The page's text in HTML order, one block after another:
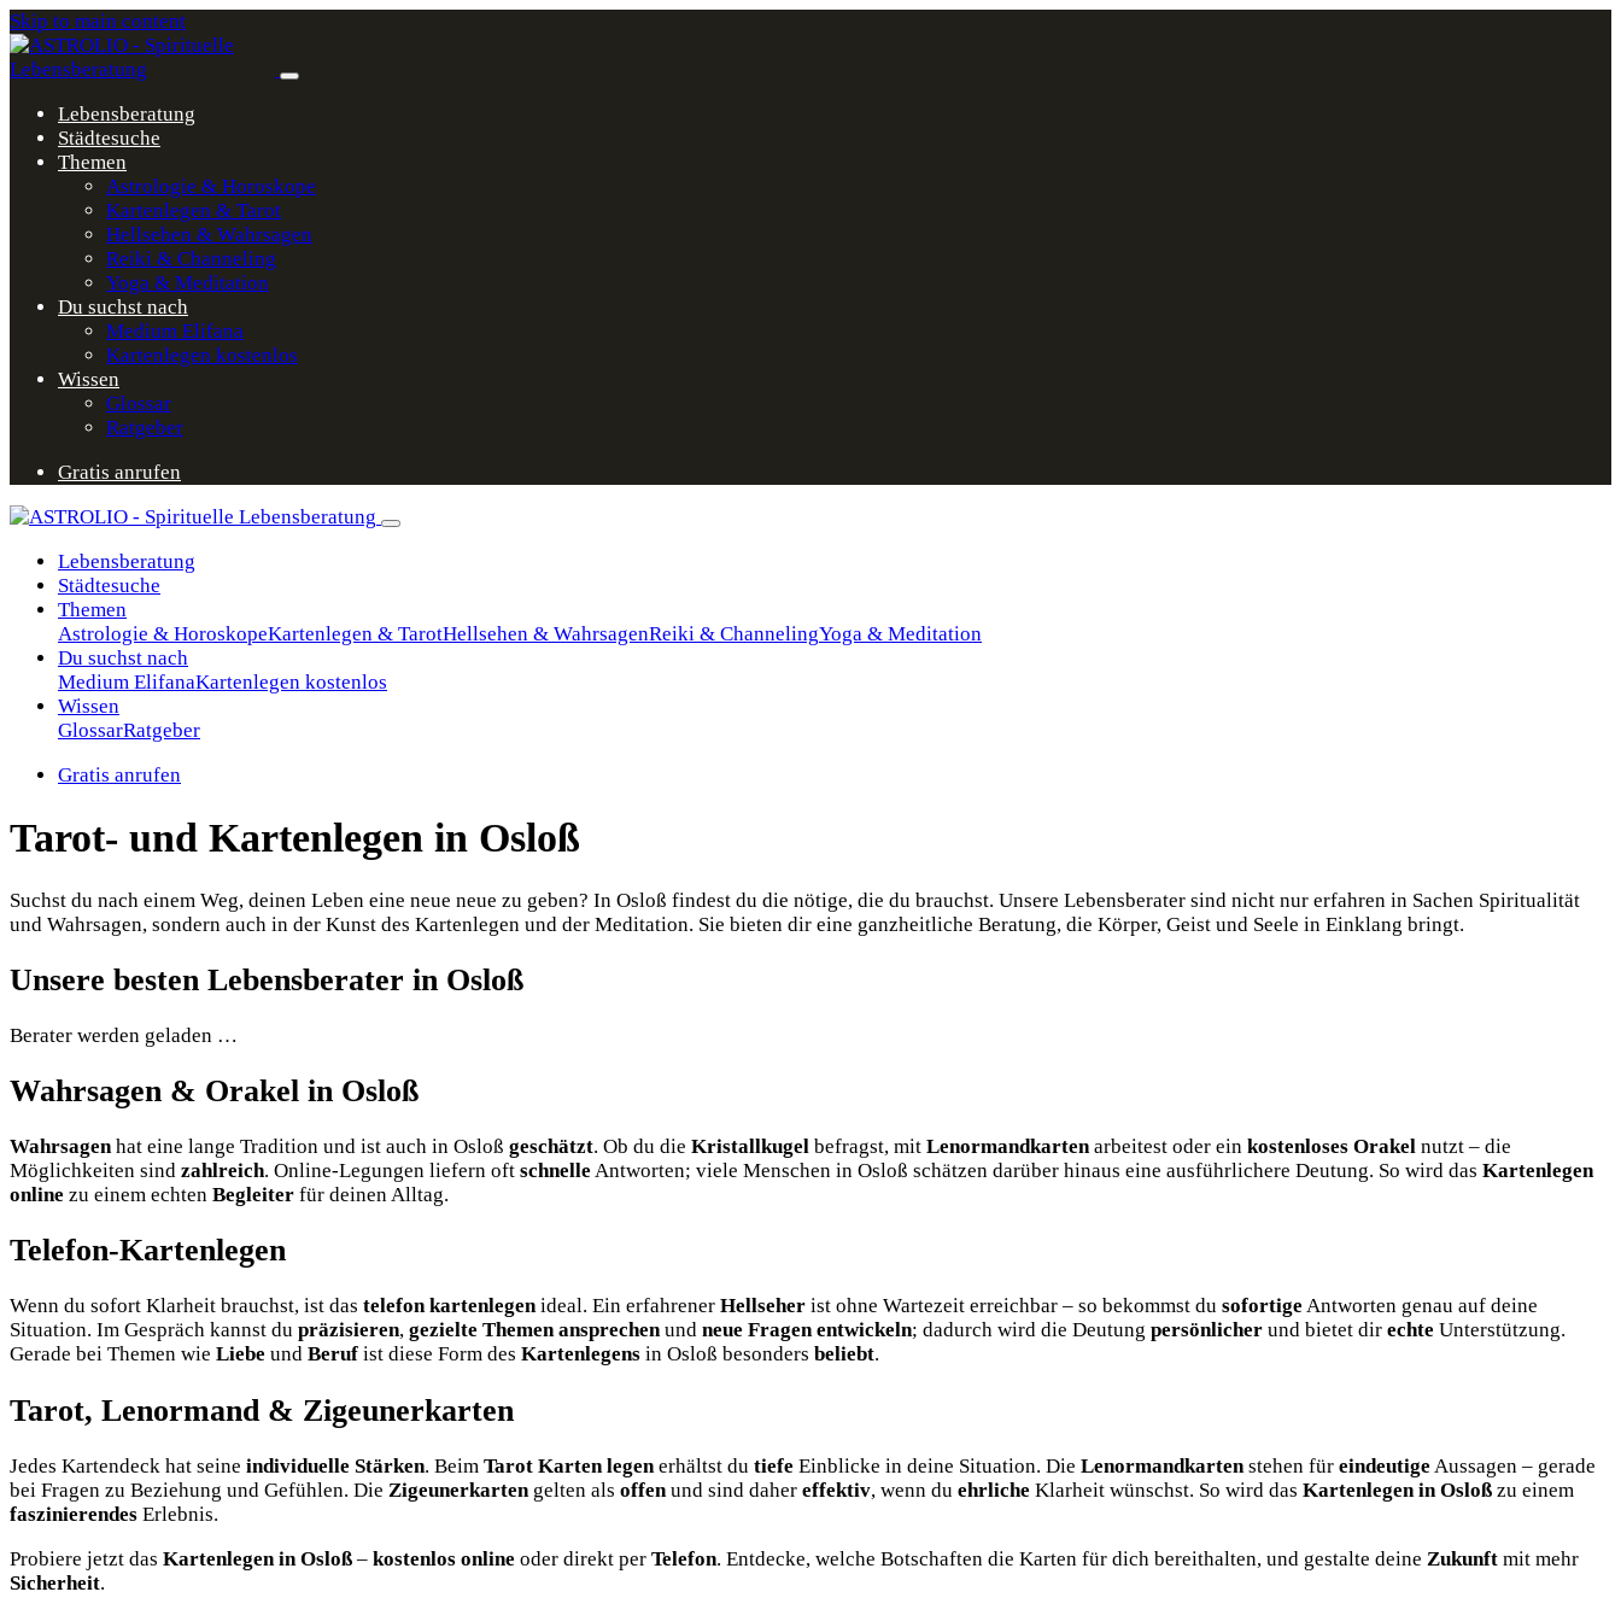
Skip to main content
Lebensberatung
Städtesuche
Themen
Astrologie & Horoskope
Kartenlegen & Tarot
Hellsehen & Wahrsagen
Reiki & Channeling
Yoga & Meditation
Du suchst nach
Medium Elifana
Kartenlegen kostenlos
Wissen
Glossar
Ratgeber
Gratis anrufen
Lebensberatung
Städtesuche
Themen
Astrologie & HoroskopeKartenlegen & TarotHellsehen & WahrsagenReiki & ChannelingYoga & Meditation
Du suchst nach
Medium ElifanaKartenlegen kostenlos
Wissen
GlossarRatgeber
Gratis anrufen
Tarot- und Kartenlegen in Osloß
Suchst du nach einem Weg, deinen Leben eine neue neue zu geben? In Osloß findest du die nötige, die du brauchst. Unsere Lebensberater sind nicht nur erfahren in Sachen Spiritualität
und Wahrsagen, sondern auch in der Kunst des Kartenlegen und der Meditation. Sie bieten dir eine ganzheitliche Beratung, die Körper, Geist und Seele in Einklang bringt.
Unsere besten Lebensberater in Osloß
Berater werden geladen …
Wahrsagen & Orakel in Osloß
Wahrsagenhat eine lange Tradition und ist auch in Osloß geschätzt. Ob du die Kristallkugel befragst, mit Lenormandkartenarbeitest oder ein kostenloses Orakel nutzt – die
Möglichkeiten sind zahlreich. Online-Legungen liefern oft schnelle Antworten; viele Menschen in Osloß schätzen darüber hinaus eine ausführlichere Deutung. So wird das Kartenlegen
online zu einem echten Begleiter für deinen Alltag.
Telefon-Kartenlegen
Wenn du sofort Klarheit brauchst, ist das telefon kartenlegenideal. Ein erfahrener Hellseher ist ohne Wartezeit erreichbar – so bekommst du sofortige Antworten genau auf deine
Situation. Im Gespräch kannst du präzisieren, gezielte Themen ansprechenund neue Fragen entwickeln; dadurch wird die Deutung persönlicher und bietet dir echte Unterstützung.
Gerade bei Themen wie Liebe und Beruf ist diese Form des Kartenlegens in Osloß besonders beliebt.
Tarot, Lenormand & Zigeunerkarten
Jedes Kartendeck hat seine individuelle Stärken. Beim Tarot Karten legen erhältst du tiefe Einblicke in deine Situation. Die Lenormandkarten stehen für eindeutige Aussagen – gerade
bei Fragen zu Beziehung und Gefühlen. Die Zigeunerkarten gelten als offen und sind daher effektiv, wenn du ehrliche Klarheit wünschst. So wird das Kartenlegen in Osloß zu einem
faszinierendes Erlebnis.
Probiere jetzt das Kartenlegen in Osloß – kostenlos online oder direkt per Telefon. Entdecke, welche Botschaften die Karten für dich bereithalten, und gestalte deine Zukunft mit mehr
Sicherheit.